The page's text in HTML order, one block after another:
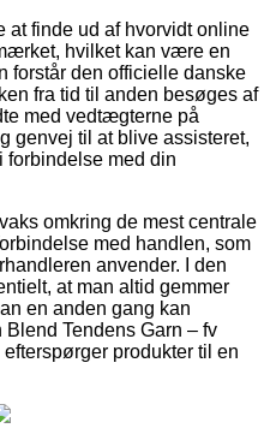
finde ud af hvorvidt online
hvilket kan være en
forstår den officielle danske
fra tid til anden besøges af
med vedtægterne på
genvej til at blive assisteret,
forbindelse med din
omkring de mest centrale
med handlen, som
anvender. I den
at man altid gemmer
en anden gang kan
Tendens Garn – fv
produkter til en